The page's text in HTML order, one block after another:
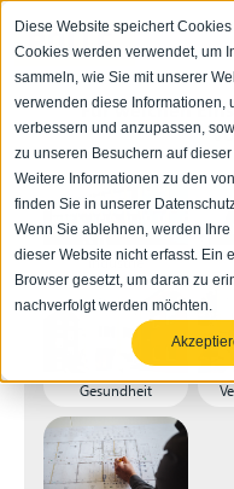
Diese Website speichert
Cookies werden verwendet, um
sammeln, wie Sie mit unserer
verwenden diese Informationen,
verbessern und anzupassen,
zu unseren Besuchern auf
Weitere Informationen zu den
finden Sie in unserer
Wenn Sie ablehnen, werden
dieser Website nicht erfasst. Ein
Browser gesetzt, um daran zu
nachverfolgt werden möchten.
Für welchen
Industrie
Gesundheit